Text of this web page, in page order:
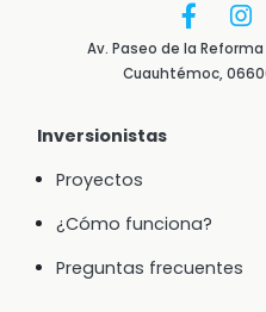
Av. Paseo de la Reforma
Cuauhtémoc,
Inversionistas
Proyectos
¿Cómo funciona?
Preguntas frecuentes